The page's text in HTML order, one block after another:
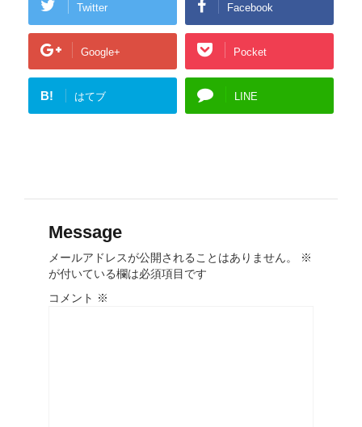
Twitter Facebook
Google+ Pocket
B! はてブ LINE
Message
メールアドレスが公開されることはありません。
※
が付いている欄は必須項目です
コメント ※